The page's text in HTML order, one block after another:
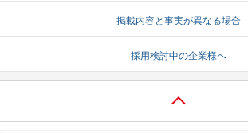
就活ノウハウが満載！ お役立
掲載内容と事実が異なる場合
採用検討中の企業様へ